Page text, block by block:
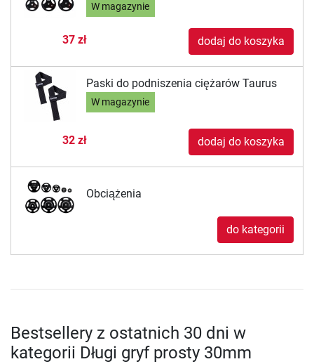
W magazynie
37 zł dodaj do koszyka
Paski do podniszenia ciężarów Taurus
W magazynie
32 zł dodaj do koszyka
Obciążenia
do kategorii
Bestsellery z ostatnich 30 dni w
kategorii Długi gryf prosty 30mm